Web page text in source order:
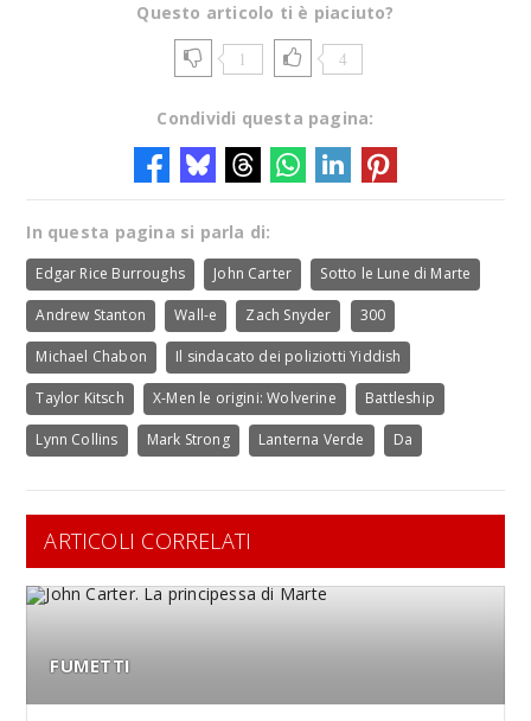
Questo articolo ti è piaciuto?
1 4
Condividi questa pagina:
In questa pagina si parla di:
Edgar Rice Burroughs John Carter Sotto le Lune di Marte
Andrew Stanton Wall-e Zach Snyder 300
Michael Chabon Il sindacato dei poliziotti Yiddish
Taylor Kitsch X-Men le origini: Wolverine Battleship
Lynn Collins Mark Strong Lanterna Verde Da
ARTICOLI CORRELATI
FUMETTI